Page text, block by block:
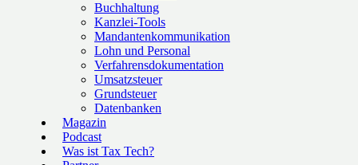
Buchhaltung
Kanzlei-Tools
Mandantenkommunikation
Lohn und Personal
Verfahrensdokumentation
Umsatzsteuer
Grundsteuer
Datenbanken
Magazin
Podcast
Was ist Tax Tech?